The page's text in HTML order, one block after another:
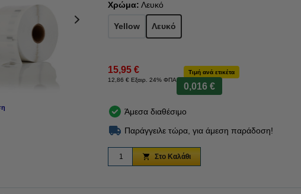
Χρώμα: Λευκό
Yellow Λευκό
15,95 €
12,86 € Εξαιρ. 24% ΦΠΑ
Τιμή ανά ετικέτα
0,016 €
Άμεσα διαθέσιμο
Παράγγειλε τώρα, για άμεση παράδοση!
Στο Καλάθι